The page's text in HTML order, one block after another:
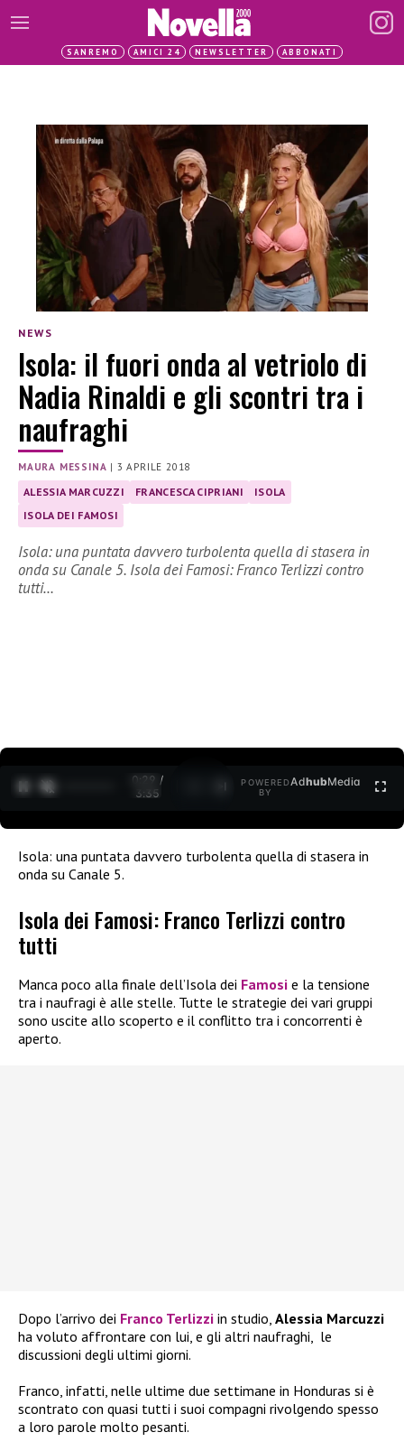
SANREMO AMICI 24 NEWSLETTER ABBONATI
NEWS
Isola: il fuori onda al vetriolo di
Nadia Rinaldi e gli scontri tra i
naufraghi
MAURA MESSINA | 3 APRILE 2018
ALESSIA MARCUZZI FRANCESCA CIPRIANI
ISOLA
ISOLA DEI FAMOSI
Isola: una puntata davvero turbolenta quella di stasera in
onda su Canale 5. Isola dei Famosi: Franco Terlizzi contro
tutti…
0:30 /
3:35
POWERED
BY
AdhubMedia
Isola: una puntata davvero turbolenta quella di stasera in
onda su Canale 5.
Isola dei Famosi: Franco Terlizzi contro
tutti
Manca poco alla finale dell’Isola dei Famosi e la tensione
tra i naufragi è alle stelle. Tutte le strategie dei vari gruppi
sono uscite allo scoperto e il conflitto tra i concorrenti è
aperto.
Dopo l’arrivo dei Franco Terlizzi in studio, Alessia Marcuzzi
ha voluto affrontare con lui, e gli altri naufraghi, le
discussioni degli ultimi giorni.
Franco, infatti, nelle ultime due settimane in Honduras si è
scontrato con quasi tutti i suoi compagni rivolgendo spesso
a loro parole molto pesanti.